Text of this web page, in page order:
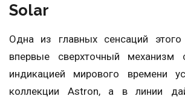
Solar
Одна из главных сенсаций
впервые сверхточный механизм
индикацией мирового времени
коллекции Astron, а в линии